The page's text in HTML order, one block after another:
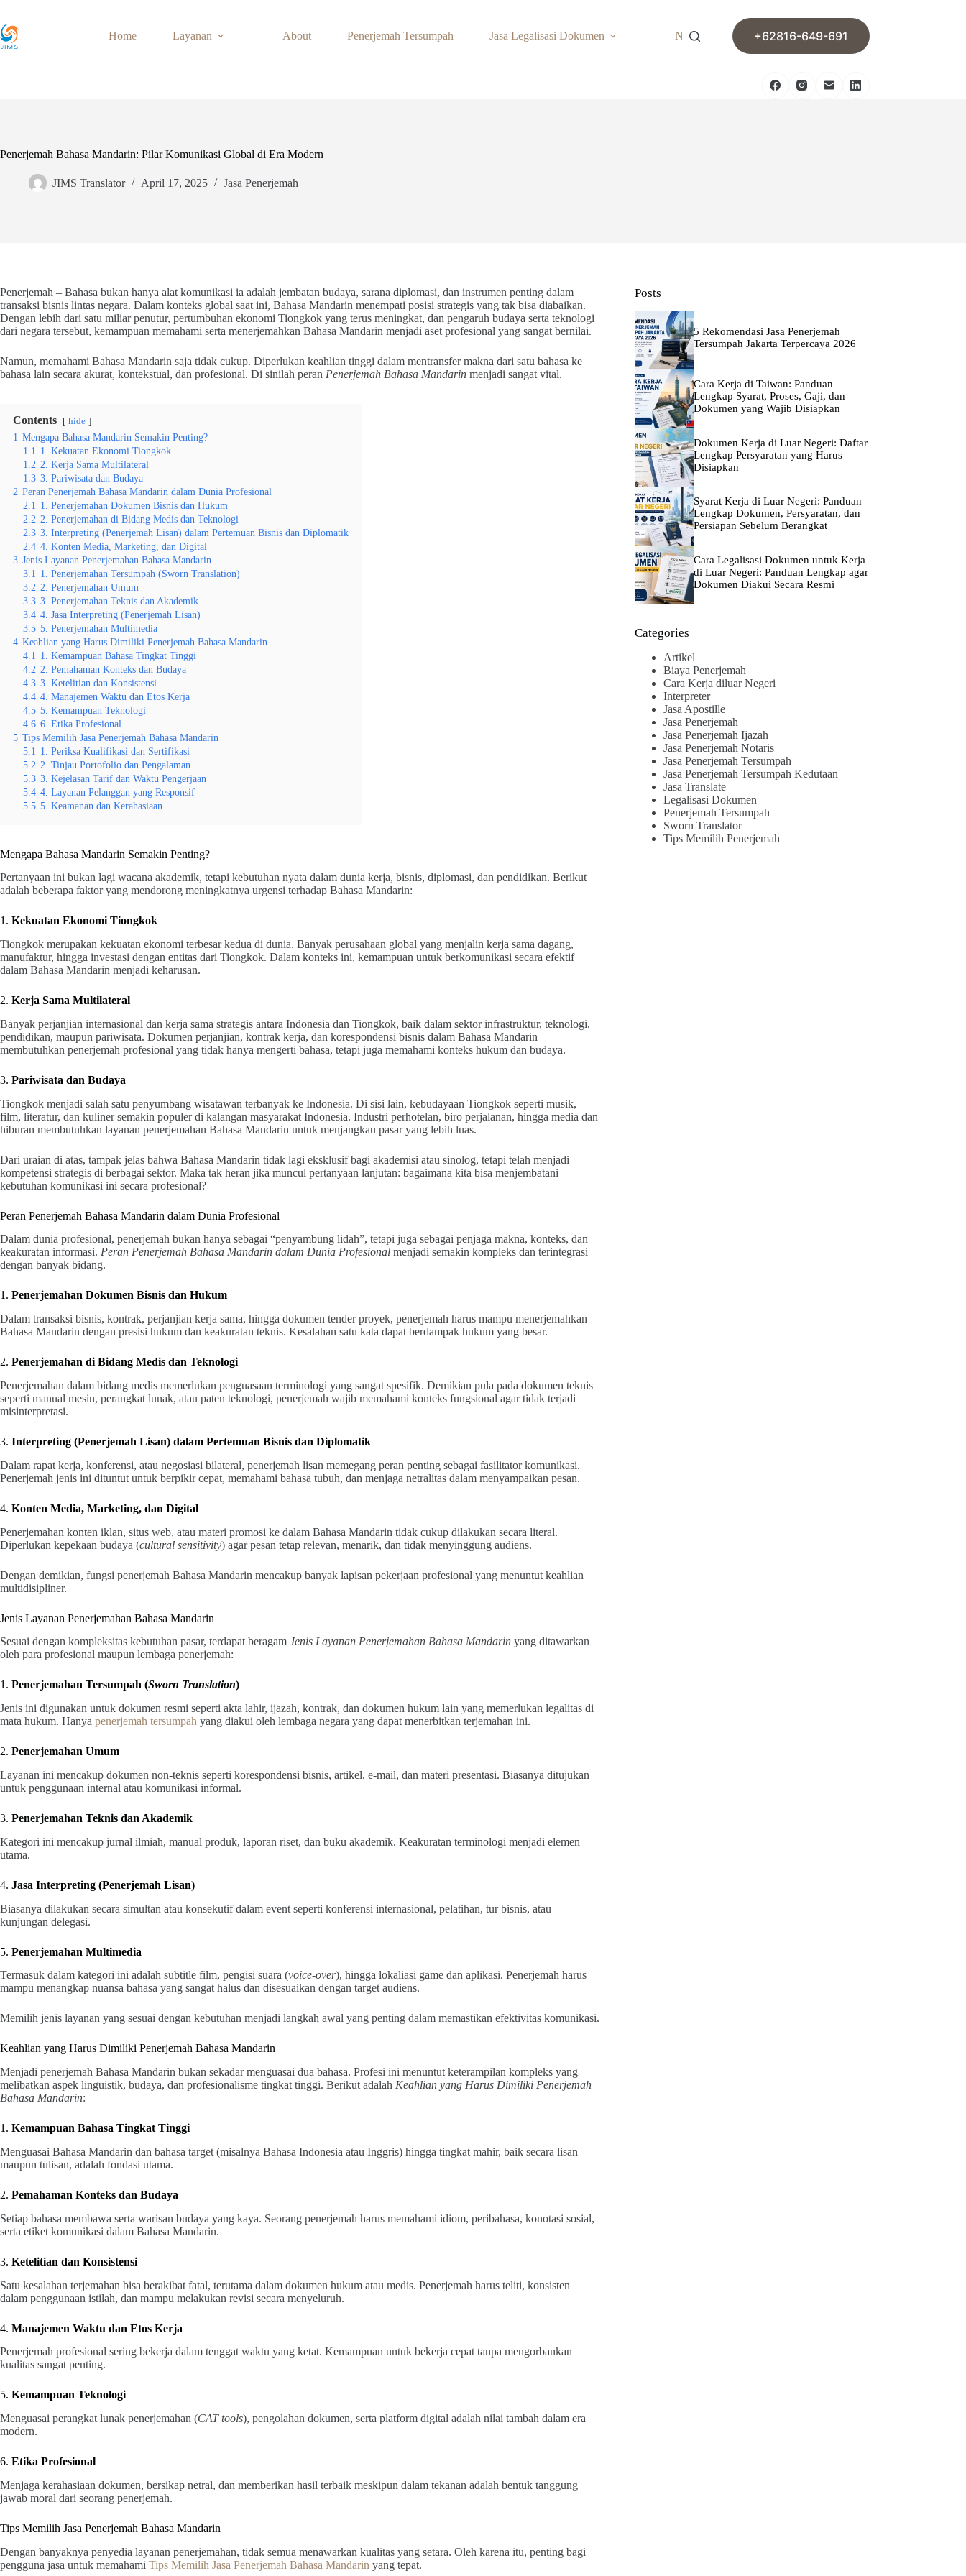
content
Home Layanan About Penerjemah Tersumpah Jasa Legalisasi Dokumen News Contact
+62816-649-691
Penerjemah Bahasa Mandarin: Pilar Komunikasi Global di Era Modern
JIMS Translator April 17, 2025 Jasa Penerjemah
Penerjemah – Bahasa bukan hanya alat komunikasi ia adalah jembatan budaya, sarana diplomasi, dan instrumen penting dalam
transaksi bisnis lintas negara. Dalam konteks global saat ini, Bahasa Mandarin menempati posisi strategis yang tak bisa diabaikan.
Dengan lebih dari satu miliar penutur, pertumbuhan ekonomi Tiongkok yang terus meningkat, dan pengaruh budaya serta teknologi
dari negara tersebut, kemampuan memahami serta menerjemahkan Bahasa Mandarin menjadi aset profesional yang sangat bernilai.
Namun, memahami Bahasa Mandarin saja tidak cukup. Diperlukan keahlian tinggi dalam mentransfer makna dari satu bahasa ke
bahasa lain secara akurat, kontekstual, dan profesional. Di sinilah peran Penerjemah Bahasa Mandarin menjadi sangat vital.
Contents hide
1 Mengapa Bahasa Mandarin Semakin Penting?
1.1 1. Kekuatan Ekonomi Tiongkok
1.2 2. Kerja Sama Multilateral
1.3 3. Pariwisata dan Budaya
2 Peran Penerjemah Bahasa Mandarin dalam Dunia Profesional
2.1 1. Penerjemahan Dokumen Bisnis dan Hukum
2.2 2. Penerjemahan di Bidang Medis dan Teknologi
2.3 3. Interpreting (Penerjemah Lisan) dalam Pertemuan Bisnis dan Diplomatik
2.4 4. Konten Media, Marketing, dan Digital
3 Jenis Layanan Penerjemahan Bahasa Mandarin
3.1 1. Penerjemahan Tersumpah (Sworn Translation)
3.2 2. Penerjemahan Umum
3.3 3. Penerjemahan Teknis dan Akademik
3.4 4. Jasa Interpreting (Penerjemah Lisan)
3.5 5. Penerjemahan Multimedia
4 Keahlian yang Harus Dimiliki Penerjemah Bahasa Mandarin
4.1 1. Kemampuan Bahasa Tingkat Tinggi
4.2 2. Pemahaman Konteks dan Budaya
4.3 3. Ketelitian dan Konsistensi
4.4 4. Manajemen Waktu dan Etos Kerja
4.5 5. Kemampuan Teknologi
4.6 6. Etika Profesional
5 Tips Memilih Jasa Penerjemah Bahasa Mandarin
5.1 1. Periksa Kualifikasi dan Sertifikasi
5.2 2. Tinjau Portofolio dan Pengalaman
5.3 3. Kejelasan Tarif dan Waktu Pengerjaan
5.4 4. Layanan Pelanggan yang Responsif
5.5 5. Keamanan dan Kerahasiaan
Mengapa Bahasa Mandarin Semakin Penting?
Pertanyaan ini bukan lagi wacana akademik, tetapi kebutuhan nyata dalam dunia kerja, bisnis, diplomasi, dan pendidikan. Berikut
adalah beberapa faktor yang mendorong meningkatnya urgensi terhadap Bahasa Mandarin:
1. Kekuatan Ekonomi Tiongkok
Tiongkok merupakan kekuatan ekonomi terbesar kedua di dunia. Banyak perusahaan global yang menjalin kerja sama dagang,
manufaktur, hingga investasi dengan entitas dari Tiongkok. Dalam konteks ini, kemampuan untuk berkomunikasi secara efektif
dalam Bahasa Mandarin menjadi keharusan.
2. Kerja Sama Multilateral
Banyak perjanjian internasional dan kerja sama strategis antara Indonesia dan Tiongkok, baik dalam sektor infrastruktur, teknologi,
pendidikan, maupun pariwisata. Dokumen perjanjian, kontrak kerja, dan korespondensi bisnis dalam Bahasa Mandarin
membutuhkan penerjemah profesional yang tidak hanya mengerti bahasa, tetapi juga memahami konteks hukum dan budaya.
3. Pariwisata dan Budaya
Tiongkok menjadi salah satu penyumbang wisatawan terbanyak ke Indonesia. Di sisi lain, kebudayaan Tiongkok seperti musik,
film, literatur, dan kuliner semakin populer di kalangan masyarakat Indonesia. Industri perhotelan, biro perjalanan, hingga media dan
hiburan membutuhkan layanan penerjemahan Bahasa Mandarin untuk menjangkau pasar yang lebih luas.
Dari uraian di atas, tampak jelas bahwa Bahasa Mandarin tidak lagi eksklusif bagi akademisi atau sinolog, tetapi telah menjadi
kompetensi strategis di berbagai sektor. Maka tak heran jika muncul pertanyaan lanjutan: bagaimana kita bisa menjembatani
kebutuhan komunikasi ini secara profesional?
Peran Penerjemah Bahasa Mandarin dalam Dunia Profesional
Dalam dunia profesional, penerjemah bukan hanya sebagai “penyambung lidah”, tetapi juga sebagai penjaga makna, konteks, dan
keakuratan informasi. Peran Penerjemah Bahasa Mandarin dalam Dunia Profesional menjadi semakin kompleks dan terintegrasi
dengan banyak bidang.
1. Penerjemahan Dokumen Bisnis dan Hukum
Dalam transaksi bisnis, kontrak, perjanjian kerja sama, hingga dokumen tender proyek, penerjemah harus mampu menerjemahkan
Bahasa Mandarin dengan presisi hukum dan keakuratan teknis. Kesalahan satu kata dapat berdampak hukum yang besar.
2. Penerjemahan di Bidang Medis dan Teknologi
Penerjemahan dalam bidang medis memerlukan penguasaan terminologi yang sangat spesifik. Demikian pula pada dokumen teknis
seperti manual mesin, perangkat lunak, atau paten teknologi, penerjemah wajib memahami konteks fungsional agar tidak terjadi
misinterpretasi.
3. Interpreting (Penerjemah Lisan) dalam Pertemuan Bisnis dan Diplomatik
Dalam rapat kerja, konferensi, atau negosiasi bilateral, penerjemah lisan memegang peran penting sebagai fasilitator komunikasi.
Penerjemah jenis ini dituntut untuk berpikir cepat, memahami bahasa tubuh, dan menjaga netralitas dalam menyampaikan pesan.
4. Konten Media, Marketing, dan Digital
Penerjemahan konten iklan, situs web, atau materi promosi ke dalam Bahasa Mandarin tidak cukup dilakukan secara literal.
Diperlukan kepekaan budaya (cultural sensitivity) agar pesan tetap relevan, menarik, dan tidak menyinggung audiens.
Dengan demikian, fungsi penerjemah Bahasa Mandarin mencakup banyak lapisan pekerjaan profesional yang menuntut keahlian
multidisipliner.
Jenis Layanan Penerjemahan Bahasa Mandarin
Sesuai dengan kompleksitas kebutuhan pasar, terdapat beragam Jenis Layanan Penerjemahan Bahasa Mandarin yang ditawarkan
oleh para profesional maupun lembaga penerjemah:
1. Penerjemahan Tersumpah (Sworn Translation)
Jenis ini digunakan untuk dokumen resmi seperti akta lahir, ijazah, kontrak, dan dokumen hukum lain yang memerlukan legalitas di
mata hukum. Hanya penerjemah tersumpah yang diakui oleh lembaga negara yang dapat menerbitkan terjemahan ini.
2. Penerjemahan Umum
Layanan ini mencakup dokumen non-teknis seperti korespondensi bisnis, artikel, e-mail, dan materi presentasi. Biasanya ditujukan
untuk penggunaan internal atau komunikasi informal.
3. Penerjemahan Teknis dan Akademik
Kategori ini mencakup jurnal ilmiah, manual produk, laporan riset, dan buku akademik. Keakuratan terminologi menjadi elemen
utama.
4. Jasa Interpreting (Penerjemah Lisan)
Biasanya dilakukan secara simultan atau konsekutif dalam event seperti konferensi internasional, pelatihan, tur bisnis, atau
kunjungan delegasi.
5. Penerjemahan Multimedia
Termasuk dalam kategori ini adalah subtitle film, pengisi suara (voice-over), hingga lokaliasi game dan aplikasi. Penerjemah harus
mampu menangkap nuansa bahasa yang sangat halus dan disesuaikan dengan target audiens.
Memilih jenis layanan yang sesuai dengan kebutuhan menjadi langkah awal yang penting dalam memastikan efektivitas komunikasi.
Keahlian yang Harus Dimiliki Penerjemah Bahasa Mandarin
Menjadi penerjemah Bahasa Mandarin bukan sekadar menguasai dua bahasa. Profesi ini menuntut keterampilan kompleks yang
melibatkan aspek linguistik, budaya, dan profesionalisme tingkat tinggi. Berikut adalah Keahlian yang Harus Dimiliki Penerjemah
Bahasa Mandarin:
1. Kemampuan Bahasa Tingkat Tinggi
Menguasai Bahasa Mandarin dan bahasa target (misalnya Bahasa Indonesia atau Inggris) hingga tingkat mahir, baik secara lisan
maupun tulisan, adalah fondasi utama.
2. Pemahaman Konteks dan Budaya
Setiap bahasa membawa serta warisan budaya yang kaya. Seorang penerjemah harus memahami idiom, peribahasa, konotasi sosial,
serta etiket komunikasi dalam Bahasa Mandarin.
3. Ketelitian dan Konsistensi
Satu kesalahan terjemahan bisa berakibat fatal, terutama dalam dokumen hukum atau medis. Penerjemah harus teliti, konsisten
dalam penggunaan istilah, dan mampu melakukan revisi secara menyeluruh.
4. Manajemen Waktu dan Etos Kerja
Penerjemah profesional sering bekerja dalam tenggat waktu yang ketat. Kemampuan untuk bekerja cepat tanpa mengorbankan
kualitas sangat penting.
5. Kemampuan Teknologi
Menguasai perangkat lunak penerjemahan (CAT tools), pengolahan dokumen, serta platform digital adalah nilai tambah dalam era
modern.
6. Etika Profesional
Menjaga kerahasiaan dokumen, bersikap netral, dan memberikan hasil terbaik meskipun dalam tekanan adalah bentuk tanggung
jawab moral dari seorang penerjemah.
Tips Memilih Jasa Penerjemah Bahasa Mandarin
Dengan banyaknya penyedia layanan penerjemahan, tidak semua menawarkan kualitas yang setara. Oleh karena itu, penting bagi
pengguna jasa untuk memahami Tips Memilih Jasa Penerjemah Bahasa Mandarin yang tepat.
Posts
5 Rekomendasi Jasa Penerjemah
Tersumpah Jakarta Terpercaya 2026
Cara Kerja di Taiwan: Panduan
Lengkap Syarat, Proses, Gaji, dan
Dokumen yang Wajib Disiapkan
Dokumen Kerja di Luar Negeri: Daftar
Lengkap Persyaratan yang Harus
Disiapkan
Syarat Kerja di Luar Negeri: Panduan
Lengkap Dokumen, Persyaratan, dan
Persiapan Sebelum Berangkat
Cara Legalisasi Dokumen untuk Kerja
di Luar Negeri: Panduan Lengkap agar
Dokumen Diakui Secara Resmi
Categories
Artikel
Biaya Penerjemah
Cara Kerja diluar Negeri
Interpreter
Jasa Apostille
Jasa Penerjemah
Jasa Penerjemah Ijazah
Jasa Penerjemah Notaris
Jasa Penerjemah Tersumpah
Jasa Penerjemah Tersumpah Kedutaan
Jasa Translate
Legalisasi Dokumen
Penerjemah Tersumpah
Sworn Translator
Tips Memilih Penerjemah